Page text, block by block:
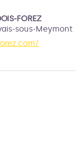
FOREZ
sous-Meymont